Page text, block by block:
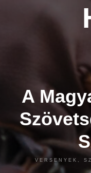
A
VERSENYEK,